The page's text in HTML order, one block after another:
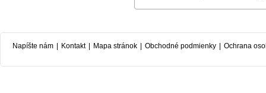
Napíšte nám | Kontakt | Mapa stránok | Obchodné podmienky | Ochrana